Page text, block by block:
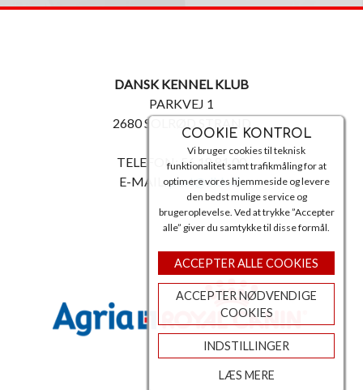
COOKIE KONTROL
Vi bruger cookies til teknisk
funktionalitet samt trafikmåling for at
optimere vores hjemmeside og levere
den bedst mulige service og
brugeroplevelse. Ved at trykke ”Accepter
alle” giver du samtykke til disse formål.
ACCEPTER ALLE COOKIES
ACCEPTER NØDVENDIGE
COOKIES
INDSTILLINGER
LÆS MERE
DANSK KENNEL KLUB
PARKVEJ 1
2680 SOLRØD STRAND
TELEFON: 56 18 81 00
E-MAIL:post@dkk.dk